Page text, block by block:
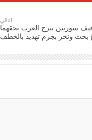
التالي
سوريين ببرج العرب بحقهما
بحث وتحر بجرم تهديد بالخطف